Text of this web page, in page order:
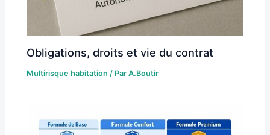
Obligations, droits et vie du contrat
Multirisque habitation / ParA.Boutir